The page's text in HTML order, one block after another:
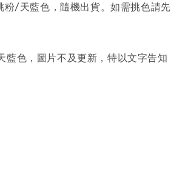
/天藍色，隨機出貨。如需挑色請
色，圖片不及更新，特以文字告知